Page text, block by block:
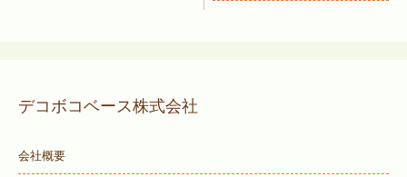
デコボコベース株式会社
会社概要